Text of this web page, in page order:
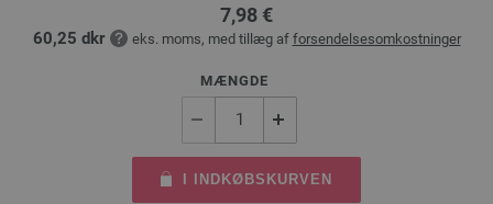
7,98 €
60,25 dkr eks. moms, med tillæg af forsendelsesomkostninger
MÆNGDE
I INDKØBSKURVEN